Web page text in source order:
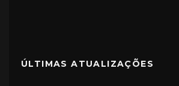
ÚLTIMAS ATUALIZAÇÕES